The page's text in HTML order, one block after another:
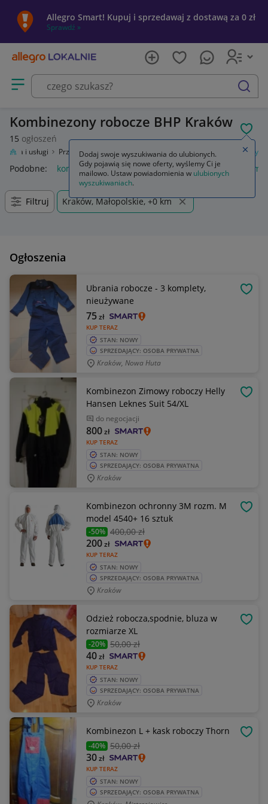
Allegro Smart! Kupuj i sprzedawaj z dostawą za 0 zł
Sprawdź »
Otwórz menu z kategoriami
szukaj
Kombinezony robocze BHP Kraków
15 ogłoszeń
Firma i usługi Przemysł Odzież robocza i BHP Odzież Kombinezony
Podobne: kombinezon kombinezony damskie na lato
Filtruj Kraków, Małopolskie, +0 km
Ogłoszenia
Ubrania robocze - 3 komplety,
nieużywane
KUP TERAZ
75zł
STAN: NOWY
SPRZEDAJĄCY: OSOBA PRYWATNA
Kraków, Nowa Huta
Kombinezon Zimowy roboczy Helly
Hansen Leknes Suit 54/XL
do negocjacji
KUP TERAZ
800zł
STAN: NOWY
SPRZEDAJĄCY: OSOBA PRYWATNA
Kraków
Kombinezon ochronny 3M rozm. M
model 4540+ 16 sztuk
-50% 400,00 zł
KUP TERAZ
200zł
STAN: NOWY
SPRZEDAJĄCY: OSOBA PRYWATNA
Kraków
Odzież robocza,spodnie, bluza w
rozmiarze XL
-20% 50,00 zł
KUP TERAZ
40zł
STAN: NOWY
SPRZEDAJĄCY: OSOBA PRYWATNA
Kraków
Kombinezon L + kask roboczy Thorn
-40% 50,00 zł
KUP TERAZ
30zł
STAN: NOWY
SPRZEDAJĄCY: OSOBA PRYWATNA
Dodaj swoje wyszukiwania do ulubionych.
Gdy pojawią się nowe oferty, wyślemy Ci je
mailowo. Ustaw powiadomienia w ulubionych
wyszukiwaniach.